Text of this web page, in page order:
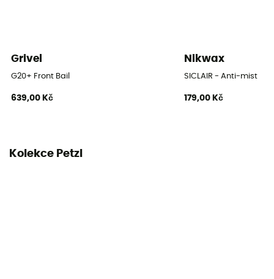
Grivel
G20+ Front Bail
639,00 Kč
Nikwax
SICLAIR - Anti-mist
179,00 Kč
Kolekce Petzl